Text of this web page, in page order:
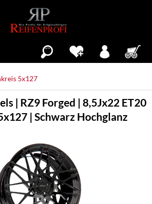
5x127
| RZ9 Forged | 8,5Jx22 ET20
| Schwarz Hochglanz